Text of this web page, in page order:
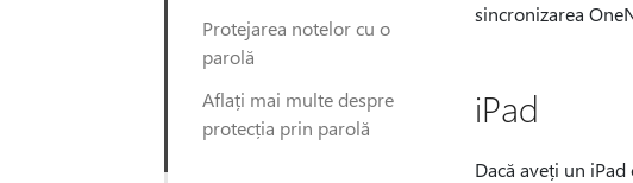
Protejarea notelor cu o
parolă
Aflați mai multe despre
protecția prin parolă
sincronizarea
iPad
Dacă aveți un